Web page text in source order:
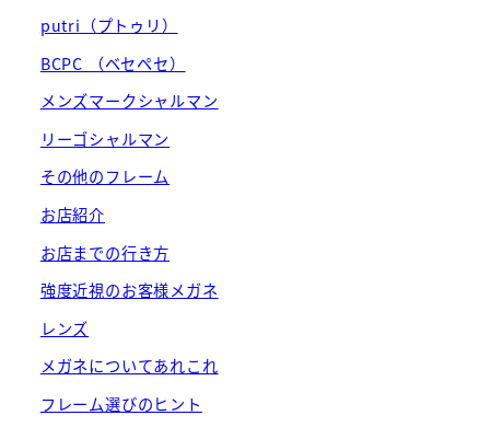
putri（プトゥリ）
BCPC （ベセペセ）
メンズマークシャルマン
リーゴシャルマン
その他のフレーム
お店紹介
お店までの行き方
強度近視のお客様メガネ
レンズ
メガネについてあれこれ
フレーム選びのヒント